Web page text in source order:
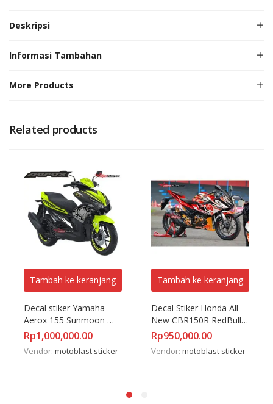
Deskripsi
Informasi Tambahan
More Products
Related products
Tambah ke keranjang
Decal stiker Yamaha
Aerox 155 Sunmoon
Winter test + Stiker Velg
Rp1,000,000.00
Vendor: motoblast sticker
Tambah ke keranjang
Decal Stiker Honda All
New CBR150R RedBull
Lotus
Rp950,000.00
Vendor: motoblast sticker